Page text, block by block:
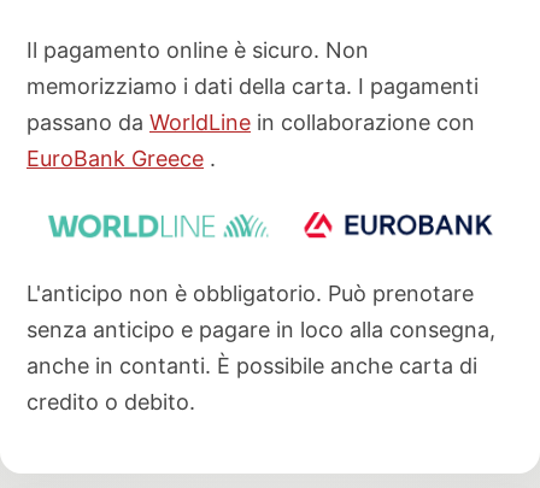
Il pagamento online è sicuro. Non
memorizziamo i dati della carta. I pagamenti
passano da WorldLine in collaborazione con
EuroBank Greece .
L'anticipo non è obbligatorio. Può prenotare
senza anticipo e pagare in loco alla consegna,
anche in contanti. È possibile anche carta di
credito o debito.